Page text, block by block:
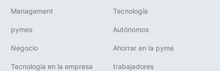
Management Tecnología
pymes Autónomos
Negocio Ahorrar en la pyme
Tecnología en la empresa trabajadores